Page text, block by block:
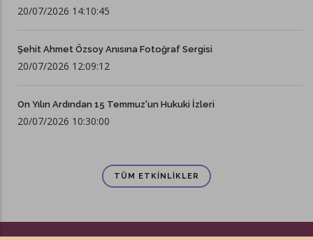
20/07/2026 14:10:45
Şehit Ahmet Özsoy Anısına Fotoğraf Sergisi
20/07/2026 12:09:12
On Yılın Ardından 15 Temmuz'un Hukuki İzleri
20/07/2026 10:30:00
TÜM ETKINLIKLER